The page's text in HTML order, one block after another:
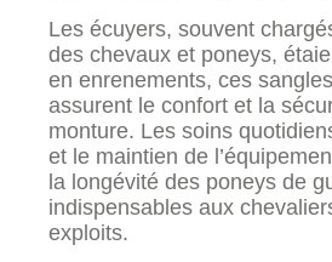
Les écuyers, souvent
des chevaux et poneys,
en enrenements, ces
assurent le confort et la
monture. Les soins
et le maintien de
la longévité des poneys de
indispensables aux
exploits.